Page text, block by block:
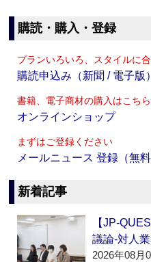
購読・購入・登録
プランいろいろ、スタイルに
購読申込み（新聞 / 電子版）
書籍、電子商材の購入はこちら
オンラインショップ
まずはご登録ください
メールニュース 登録（無料
新着記事
【JP-
議論‐対人
2026年08月